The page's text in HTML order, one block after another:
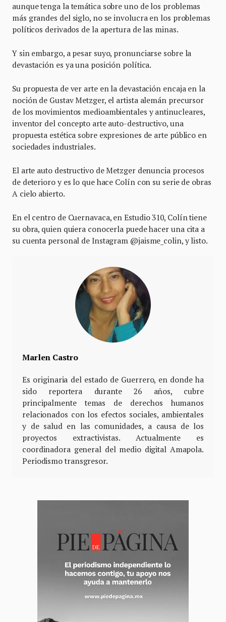
aunque tenga la temática sobre uno de los problemas
más grandes del siglo, no se involucra en los problemas
políticos derivados de la apertura de las minas.
Y sin embargo, a pesar suyo, pronunciarse sobre la
devastación es ya una posición política.
Su propuesta de ver arte en la devastación encaja en la
noción de Gustav Metzger, el artista alemán precursor
de los movimientos medioambientales y antinucleares,
inventor del concepto arte auto-destructivo, una
propuesta estética sobre expresiones de arte público en
sociedades industriales.
El arte auto destructivo de Metzger denuncia procesos
de deterioro y es lo que hace Colín con su serie de obras
A cielo abierto.
En el centro de Cuernavaca, en Estudio 310, Colín tiene
su obra, quien quiera conocerla puede hacer una cita a
su cuenta personal de Instagram @jaisme_colin, y listo.
Marlen Castro
Es originaria del estado de Guerrero, en donde ha
sido reportera durante 26 años, cubre
principalmente temas de derechos humanos
relacionados con los efectos sociales, ambientales
y de salud en las comunidades, a causa de los
proyectos extractivistas. Actualmente es
coordinadora general del medio digital Amapola.
Periodismo transgresor.